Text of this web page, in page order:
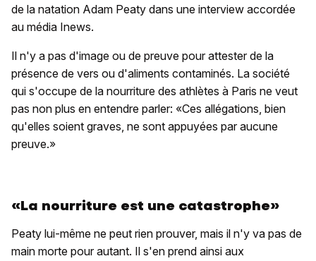
de la natation Adam Peaty dans une interview accordée
au média Inews.
Il n'y a pas d'image ou de preuve pour attester de la
présence de vers ou d'aliments contaminés. La société
qui s'occupe de la nourriture des athlètes à Paris ne veut
pas non plus en entendre parler: «Ces allégations, bien
qu'elles soient graves, ne sont appuyées par aucune
preuve.»
«La nourriture est une catastrophe»
Peaty lui-même ne peut rien prouver, mais il n'y va pas de
main morte pour autant. Il s'en prend ainsi aux